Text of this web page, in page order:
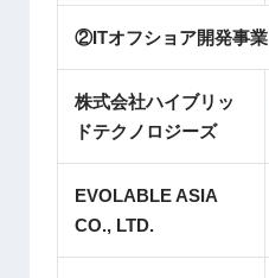
②ITオフショア開発事業
株式会社ハイブリッ
ドテクノロジーズ
EVOLABLE ASIA
CO., LTD.